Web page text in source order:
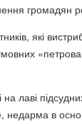
громадян
які
лаві
недарма в